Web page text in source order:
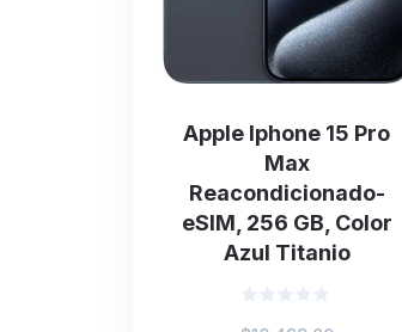
Apple Iphone 15 Pro
Max
Reacondicionado-
eSIM, 256 GB, Color
Azul Titanio